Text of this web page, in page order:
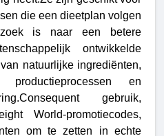
die een dieetplan volgen
is naar een betere
ontwikkelde
natuurlijke ingrediënten,
productieprocessen en
gebruik,
World-promotiecodes,
om te zetten in echte